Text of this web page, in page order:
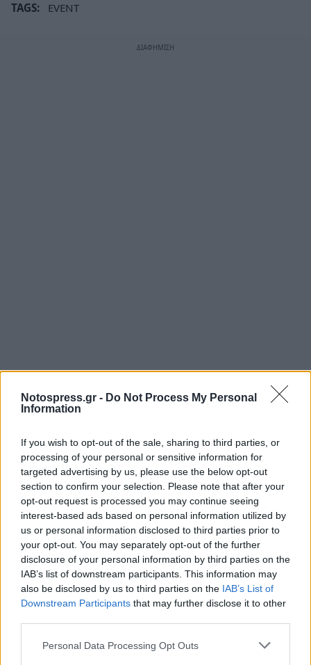
Notospress.gr - Do Not Process My Personal
Information
If you wish to opt-out of the sale, sharing to third parties, or
processing of your personal or sensitive information for
targeted advertising by us, please use the below opt-out
section to confirm your selection. Please note that after your
opt-out request is processed you may continue seeing
interest-based ads based on personal information utilized by
us or personal information disclosed to third parties prior to
your opt-out. You may separately opt-out of the further
disclosure of your personal information by third parties on the
IAB’s list of downstream participants. This information may
also be disclosed by us to third parties on the IAB’s List of
Downstream Participants that may further disclose it to other
Personal Data Processing Opt Outs
TAGS: EVENT
Σχετικά Άρθρα